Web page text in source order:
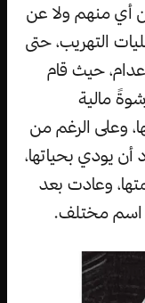
أي منهم ولا عن
التهريب، حتى
حيث قام
مالية
وعلى الرغم من
يودي بحياتها،
وعادت بعد
اسم مختلف.